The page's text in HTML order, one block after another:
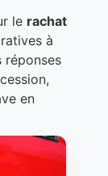
le rachat
à
réponses
en